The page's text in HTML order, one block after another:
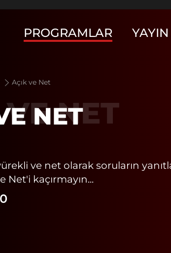
PROGRAMLAR
Açık ve Net
NET
ve net olarak soruların
Net'i kaçırmayın...